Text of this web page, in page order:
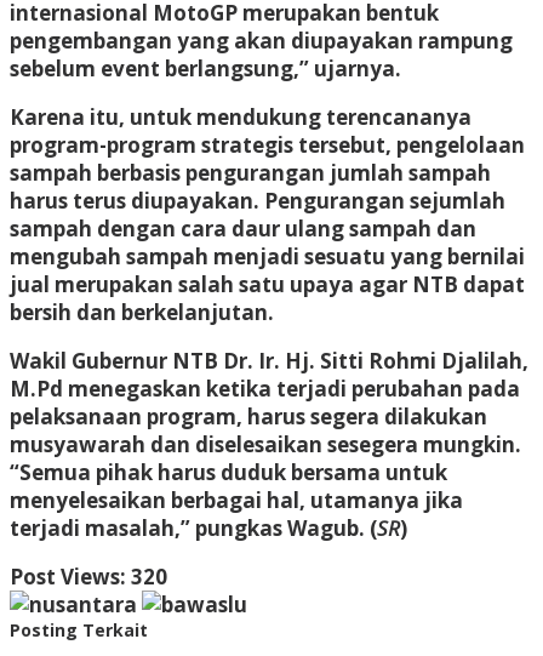
internasional MotoGP merupakan bentuk
pengembangan yang akan diupayakan rampung
sebelum event berlangsung,” ujarnya.
Karena itu, untuk mendukung terencananya
program-program strategis tersebut, pengelolaan
sampah berbasis pengurangan jumlah sampah
harus terus diupayakan. Pengurangan sejumlah
sampah dengan cara daur ulang sampah dan
mengubah sampah menjadi sesuatu yang bernilai
jual merupakan salah satu upaya agar NTB dapat
bersih dan berkelanjutan.
Wakil Gubernur NTB Dr. Ir. Hj. Sitti Rohmi Djalilah,
M.Pd menegaskan ketika terjadi perubahan pada
pelaksanaan program, harus segera dilakukan
musyawarah dan diselesaikan sesegera mungkin.
“Semua pihak harus duduk bersama untuk
menyelesaikan berbagai hal, utamanya jika
terjadi masalah,” pungkas Wagub. (SR)
Post Views: 320
Posting Terkait